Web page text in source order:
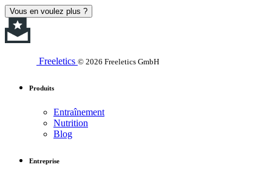
Vous en voulez plus ?
Freeletics © 2026 Freeletics GmbH
Produits
Entraînement
Nutrition
Blog
Entreprise